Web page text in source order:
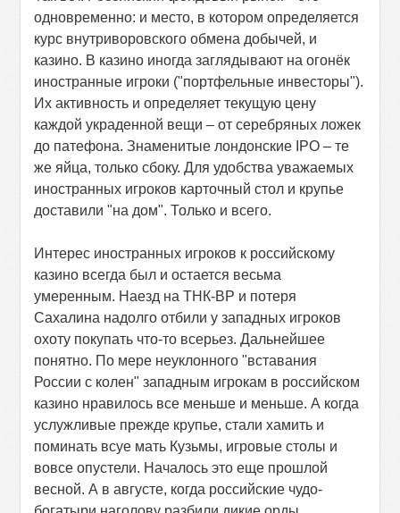
одновременно: и место, в котором определяется
курс внутриворовского обмена добычей, и
казино. В казино иногда заглядывают на огонёк
иностранные игроки ("портфельные инвесторы").
Их активность и определяет текущую цену
каждой украденной вещи – от серебряных ложек
до патефона. Знаменитые лондонские IPO – те
же яйца, только сбоку. Для удобства уважаемых
иностранных игроков карточный стол и крупье
доставили "на дом". Только и всего.
Интерес иностранных игроков к российскому
казино всегда был и остается весьма
умеренным. Наезд на ТНК-ВР и потеря
Сахалина надолго отбили у западных игроков
охоту покупать что-то всерьез. Дальнейшее
понятно. По мере неуклонного "вставания
России с колен" западным игрокам в российском
казино нравилось все меньше и меньше. А когда
услужливые прежде крупье, стали хамить и
поминать всуе мать Кузьмы, игровые столы и
вовсе опустели. Началось это еще прошлой
весной. А в августе, когда российские чудо-